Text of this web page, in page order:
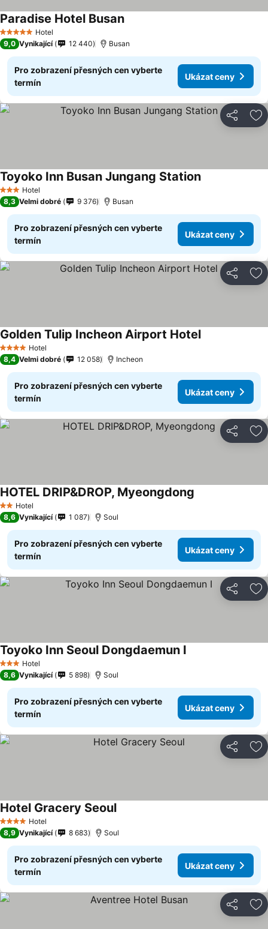
5 Počet hvězdiček
Hotel
Paradise Hotel Busan
9,0 Vynikající 12 440 Busan
Pro zobrazení přesných cen vyberte
termín
Ukázat ceny
Sdílet
3 Počet hvězdiček
Hotel
Toyoko Inn Busan Jungang Station
8,3 Velmi dobré 9 376 Busan
Pro zobrazení přesných cen vyberte
termín
Ukázat ceny
Sdílet
4 Počet hvězdiček
Hotel
Golden Tulip Incheon Airport Hotel
8,4 Velmi dobré 12 058 Incheon
Pro zobrazení přesných cen vyberte
termín
Ukázat ceny
Sdílet
2 Počet hvězdiček
Hotel
HOTEL DRIP&DROP, Myeongdong
8,6 Vynikající 1 087 Soul
Pro zobrazení přesných cen vyberte
termín
Ukázat ceny
Sdílet
3 Počet hvězdiček
Hotel
Toyoko Inn Seoul Dongdaemun I
8,6 Vynikající 5 898 Soul
Pro zobrazení přesných cen vyberte
termín
Ukázat ceny
Sdílet
4 Počet hvězdiček
Hotel
Hotel Gracery Seoul
8,9 Vynikající 8 683 Soul
Pro zobrazení přesných cen vyberte
termín
Ukázat ceny
Sdílet